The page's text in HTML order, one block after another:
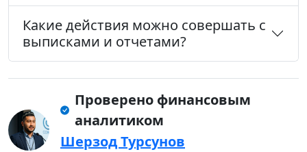
Какие действия можно совершать с
выписками и отчетами?
Проверено финансовым
аналитиком
Шерзод Турсунов